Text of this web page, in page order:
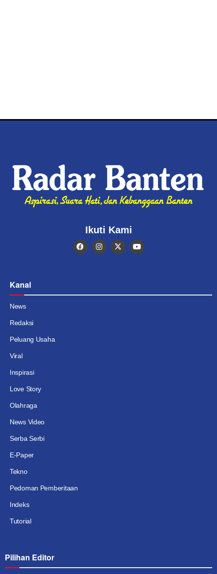
Ikuti Kami
Kanal
News
Redaksi
Peluang Usaha
Viral
Inspirasi
Love Story
Olahraga
News Video
Serba Serbi
E-Paper
Tekno
Pedoman Pemberitaan
Indeks
Tutorial
Pilihan Editor